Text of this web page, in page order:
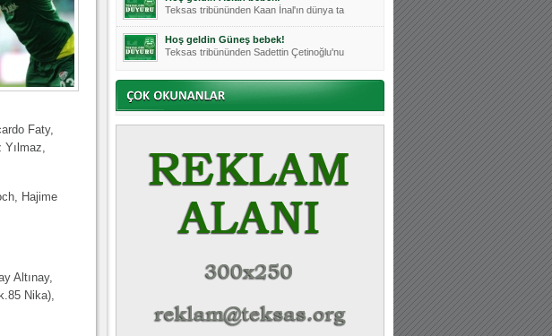
Faty,
Hajime
Altınay,
Nika),
Teksas tribününden Kaan İnal'ın dünya ta
Hoş geldin Güneş bebek!
Teksas tribününden Sadettin Çetinoğlu'nu
Mutluluklar Ceyhun Tetik
Teksas tribünlerinin sevilen isimlerinde
Bursasporumuzun önü açılsın is
Hoş geldin Alaz Bebek!
Teksas.org sistem yöneticisi, ekibimizin
Hoş geldin Göktuğ Bebek!
Teksas.org ekibimizden ve tribünlerimizi
Teksas tribünlerinden Basri İleri'nin dü